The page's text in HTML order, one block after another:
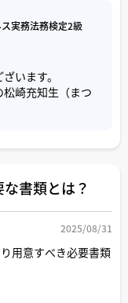
、代物弁済の効
、｢抵当権の抹
く所有権移転登
があります。
立日ですが、抵
日になるとされ
権抹消で効力発
下さい。
です。
等の審査基準が
で確定申告額を
に延滞歴があ
利になってくる
いらっしゃるか
該当しない年収
ンをご利用いた
ん。
。
て解説いただけます
実務法務検定2級
います。
崎充知生（まつ
等により、物事
年後見人等の情
書類とは？
2025/08/31
用意すべき必要書類